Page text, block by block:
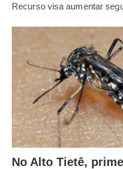
Recurso visa aumentar
No Alto Tietê,